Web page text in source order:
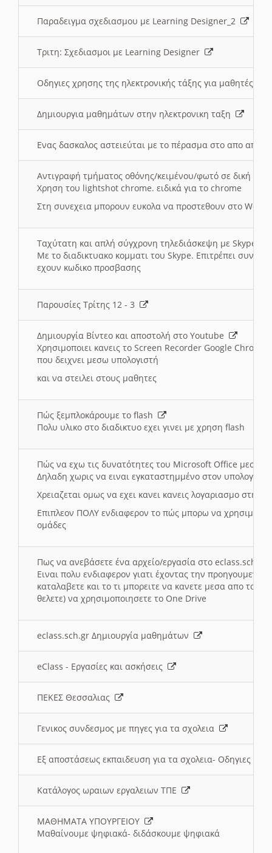
Παραδειγμα σχεδιασμου με Learning Designer_2
Τριτη: Σχεδιασμοι με Learning Designer
Οδηγιες χρησης της ηλεκτρονικής τάξης για μαθητές
Δημιουργια μαθημάτων στην ηλεκτρονικη ταξη
Ενας δασκαλος αστειεύται με το πέρασμα στο απο
Αντιγραφή τμήματος οθόνης/κειμένου/φωτό σε δική
Χρηση του lightshot chrome. ειδικά για το chrome
Στη συνεχεια μπορουν ευκολα να προστεθουν στο Word
Ταχύτατη και απλή σύγχρονη τηλεδιάσκεψη με Skype
Με το διαδικτυακο κομματι του Skype. Επιτρέπει
εχουν κωδικο προσβασης
Παρουσίες Τρίτης 12 - 3
Δημιουργία Βίντεο και αποστολή στο Youtube
Χρησιμοποιει κανεις το Screen Recorder Google Chrome
που δειχνει μεσω υπολογιστή
και να στειλει στους μαθητες
Πώς ξεμπλοκάρουμε το flash
Πολυ υλικο στο διαδικτυο εχει γινει με χρηση flash
Πώς να εχω τις δυνατότητες του Microsoft Office μεσω
Δηλαδη χωρις να ειναι εγκαταστημμένο στον
Χρειαζεται ομως να εχει κανει κανεις λογαριασμο στη
Επιπλεον ΠΟΛΥ ενδιαφερον το πώς μπορω να
ομάδες
Πως να ανεβάσετε ένα αρχείο/εργασία στο eclass.sch.gr
Ειναι πολυ ενδιαφερον γιατι έχοντας την
καταλαβετε και το τι μπορειτε να κανετε μεσα απο το
θελετε) να χρησιμοποιησετε το One Drive
eclass.sch.gr Δημιουργία μαθημάτων
eClass - Εργασίες και ασκήσεις
ΠΕΚΕΣ Θεσσαλιας
Γενικος συνδεσμος με πηγες για τα σχολεια
Εξ αποστάσεως εκπαιδευση για τα σχολεια- Οδηγιες
Κατάλογος ωραιων εργαλειων ΤΠΕ
ΜΑΘΗΜΑΤΑ ΥΠΟΥΡΓΕΙΟΥ
Μαθαίνουμε ψηφιακά- διδάσκουμε ψηφιακά